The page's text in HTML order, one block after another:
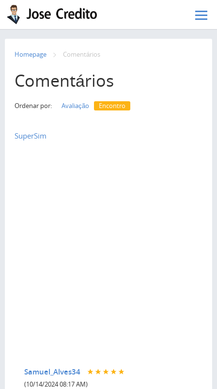
Pular para o conteúdo principal
Homepage Сomentários
Comentários
Ordenar por: Avaliação Encontro
SuperSim
Samuel_Alves34
(10/14/2024 08:17 AM)